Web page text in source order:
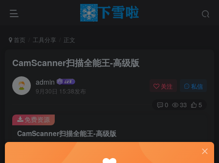
首页 工具分享 正文
CamScanner扫描全能王-高级版
admin
9月30日 15:38发布
关注 私信
0 33 5
CamScanner扫描全能王-高级版
此内容为免费资源，请登录后查看
免费资源